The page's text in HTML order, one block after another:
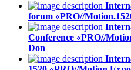
forum «PRO//
Conference «PRO//
Don